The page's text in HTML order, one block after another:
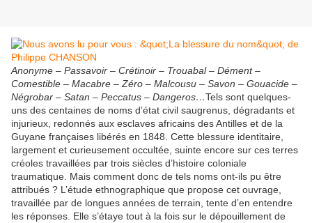
Anonyme – Passavoir – Crétinoir – Trouabal – Dément –
Comestible – Macabre – Zéro – Malcousu – Savon – Gouacide –
Négrobar – Satan – Peccatus – Dangeros…Tels sont quelques-
uns des centaines de noms d’état civil saugrenus, dégradants et
injurieux, redonnés aux esclaves africains des Antilles et de la
Guyane françaises libérés en 1848. Cette blessure identitaire,
largement et curieusement occultée, suinte encore sur ces terres
créoles travaillées par trois siècles d’histoire coloniale
traumatique. Mais comment donc de tels noms ont-ils pu être
attribués ? L’étude ethnographique que propose cet ouvrage,
travaillée par de longues années de terrain, tente d’en entendre
les réponses. Elle s’étaye tout à la fois sur le dépouillement de